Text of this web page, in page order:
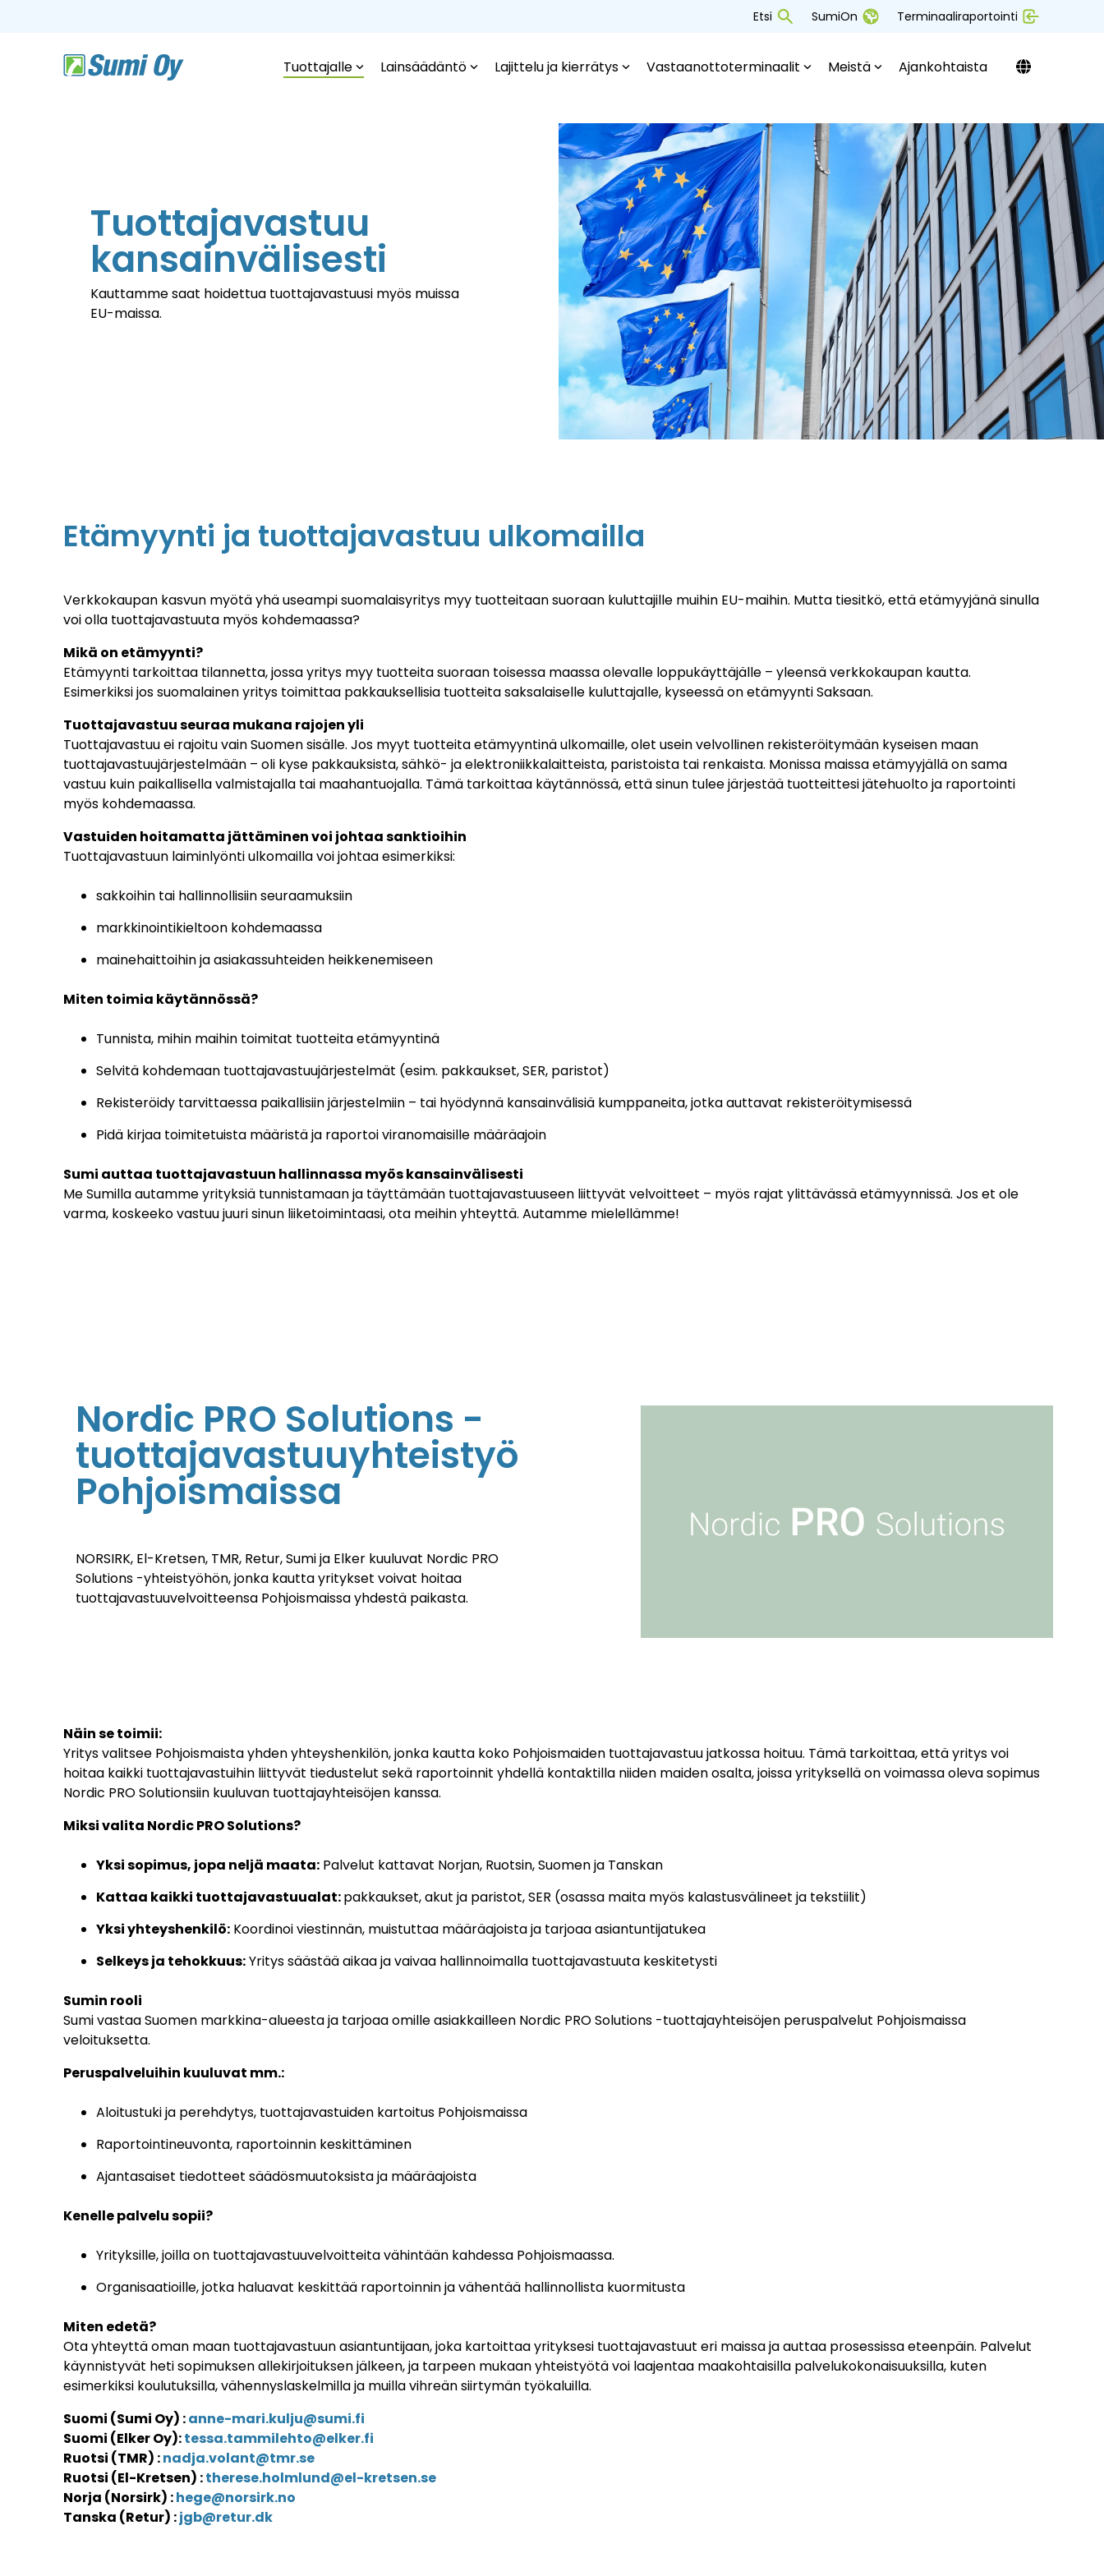
Etsi SumiOn Terminaaliraportointi
Tuottajalle Lainsäädäntö Lajittelu ja kierrätys Vastaanottoterminaalit Meistä Ajankohtaista
Tuottajavastuu
kansainvälisesti
Kauttamme saat hoidettua tuottajavastuusi myös muissa
EU-maissa.
Etämyynti ja tuottajavastuu ulkomailla
Verkkokaupan kasvun myötä yhä useampi suomalaisyritys myy tuotteitaan suoraan kuluttajille muihin EU-maihin. Mutta tiesitkö, että etämyyjänä sinulla
voi olla tuottajavastuuta myös kohdemaassa?
Mikä on etämyynti?
Etämyynti tarkoittaa tilannetta, jossa yritys myy tuotteita suoraan toisessa maassa olevalle loppukäyttäjälle – yleensä verkkokaupan kautta.
Esimerkiksi jos suomalainen yritys toimittaa pakkauksellisia tuotteita saksalaiselle kuluttajalle, kyseessä on etämyynti Saksaan.
Tuottajavastuu seuraa mukana rajojen yli
Tuottajavastuu ei rajoitu vain Suomen sisälle. Jos myyt tuotteita etämyyntinä ulkomaille, olet usein velvollinen rekisteröitymään kyseisen maan
tuottajavastuujärjestelmään – oli kyse pakkauksista, sähkö- ja elektroniikkalaitteista, paristoista tai renkaista. Monissa maissa etämyyjällä on sama
vastuu kuin paikallisella valmistajalla tai maahantuojalla. Tämä tarkoittaa käytännössä, että sinun tulee järjestää tuotteittesi jätehuolto ja raportointi
myös kohdemaassa.
Vastuiden hoitamatta jättäminen voi johtaa sanktioihin
Tuottajavastuun laiminlyönti ulkomailla voi johtaa esimerkiksi:
sakkoihin tai hallinnollisiin seuraamuksiin
markkinointikieltoon kohdemaassa
mainehaittoihin ja asiakassuhteiden heikkenemiseen
Miten toimia käytännössä?
Tunnista, mihin maihin toimitat tuotteita etämyyntinä
Selvitä kohdemaan tuottajavastuujärjestelmät (esim. pakkaukset, SER, paristot)
Rekisteröidy tarvittaessa paikallisiin järjestelmiin – tai hyödynnä kansainvälisiä kumppaneita, jotka auttavat rekisteröitymisessä
Pidä kirjaa toimitetuista määristä ja raportoi viranomaisille määräajoin
Sumi auttaa tuottajavastuun hallinnassa myös kansainvälisesti
Me Sumilla autamme yrityksiä tunnistamaan ja täyttämään tuottajavastuuseen liittyvät velvoitteet – myös rajat ylittävässä etämyynnissä. Jos et ole
varma, koskeeko vastuu juuri sinun liiketoimintaasi, ota meihin yhteyttä. Autamme mielellämme!
Nordic PRO Solutions -
tuottajavastuuyhteistyö
Pohjoismaissa
NORSIRK, El-Kretsen, TMR, Retur, Sumi ja Elker kuuluvat Nordic PRO
Solutions -yhteistyöhön, jonka kautta yritykset voivat hoitaa
tuottajavastuuvelvoitteensa Pohjoismaissa yhdestä paikasta.
Näin se toimii:
Yritys valitsee Pohjoismaista yhden yhteyshenkilön, jonka kautta koko Pohjoismaiden tuottajavastuu jatkossa hoituu. Tämä tarkoittaa, että yritys voi
hoitaa kaikki tuottajavastuihin liittyvät tiedustelut sekä raportoinnit yhdellä kontaktilla niiden maiden osalta, joissa yrityksellä on voimassa oleva sopimus
Nordic PRO Solutionsiin kuuluvan tuottajayhteisöjen kanssa.
Miksi valita Nordic PRO Solutions?
Yksi sopimus, jopa neljä maata: Palvelut kattavat Norjan, Ruotsin, Suomen ja Tanskan
Kattaa kaikki tuottajavastuualat:pakkaukset, akut ja paristot, SER (osassa maita myös kalastusvälineet ja tekstiilit)
Yksi yhteyshenkilö: Koordinoi viestinnän, muistuttaa määräajoista ja tarjoaa asiantuntijatukea
Selkeys ja tehokkuus:Yritys säästää aikaa ja vaivaa hallinnoimalla tuottajavastuuta keskitetysti
Sumin rooli
Sumi vastaa Suomen markkina-alueesta ja tarjoaa omille asiakkailleen Nordic PRO Solutions -tuottajayhteisöjen peruspalvelut Pohjoismaissa
veloituksetta.
Peruspalveluihin kuuluvat mm.:
Aloitustuki ja perehdytys, tuottajavastuiden kartoitus Pohjoismaissa
Raportointineuvonta, raportoinnin keskittäminen
Ajantasaiset tiedotteet säädösmuutoksista ja määräajoista
Kenelle palvelu sopii?
Yrityksille, joilla on tuottajavastuuvelvoitteita vähintään kahdessa Pohjoismaassa.
Organisaatioille, jotka haluavat keskittää raportoinnin ja vähentää hallinnollista kuormitusta
Miten edetä?
Ota yhteyttä oman maan tuottajavastuun asiantuntijaan, joka kartoittaa yrityksesi tuottajavastuut eri maissa ja auttaa prosessissa eteenpäin. Palvelut
käynnistyvät heti sopimuksen allekirjoituksen jälkeen, ja tarpeen mukaan yhteistyötä voi laajentaa maakohtaisilla palvelukokonaisuuksilla, kuten
esimerkiksi koulutuksilla, vähennyslaskelmilla ja muilla vihreän siirtymän työkaluilla.
Suomi (Sumi Oy) :anne-mari.kulju@sumi.fi
Suomi (Elker Oy):tessa.tammilehto@elker.fi
Ruotsi (TMR) :nadja.volant@tmr.se
Ruotsi (El-Kretsen) :therese.holmlund@el-kretsen.se
Norja (Norsirk) :hege@norsirk.no
Tanska (Retur) :jgb@retur.dk